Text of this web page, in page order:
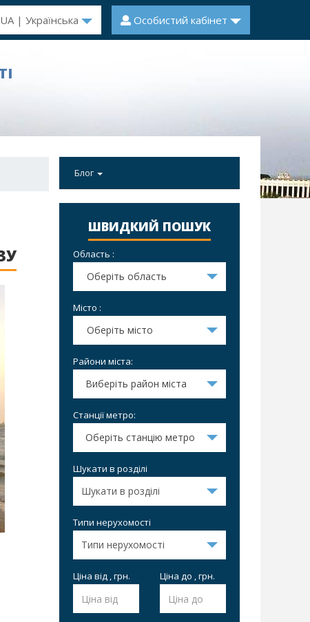
UA | Українська Особистий кабінет
Блог
ШВИДКИЙ ПОШУК
Область :
Оберіть область
Місто :
Оберіть місто
Райони міста:
Виберіть район міста
Станції метро:
Оберіть станцію метро
Шукати в розділі
Типи нерухомості
Ціна від , грн. Ціна до , грн.